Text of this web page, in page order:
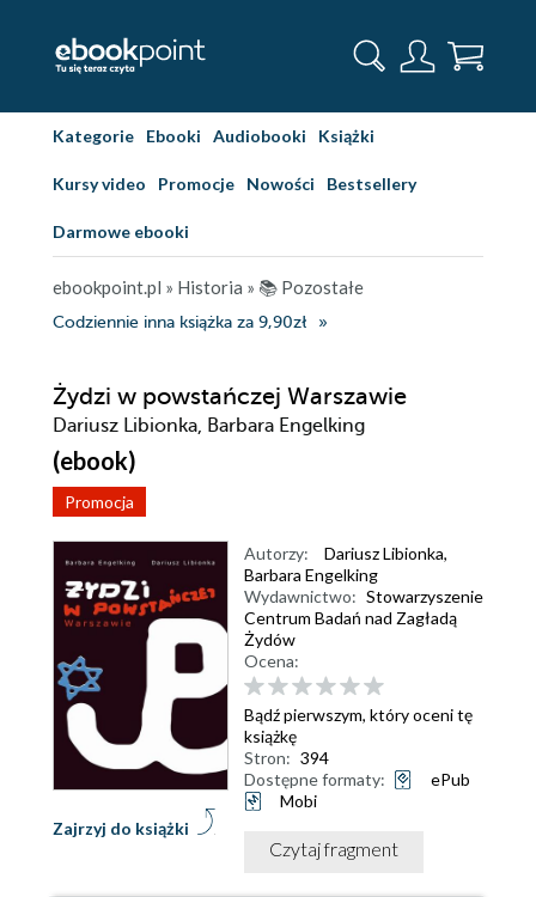
Kategorie Ebooki Audiobooki Książki
Kursy video Promocje Nowości Bestsellery
Darmowe ebooki
ebookpoint.pl » Historia » 📚 Pozostałe
Codziennie inna książka za 9,90zł
Żydzi w powstańczej Warszawie
Dariusz Libionka, Barbara Engelking
(ebook)
Promocja
Zajrzyj do książki
Autorzy: Dariusz Libionka,
Barbara Engelking
Wydawnictwo: Stowarzyszenie
Centrum Badań nad Zagładą
Żydów
Ocena:
Bądź pierwszym, który oceni tę
książkę
Stron: 394
Dostępne formaty:
ePub
Mobi
Czytaj fragment